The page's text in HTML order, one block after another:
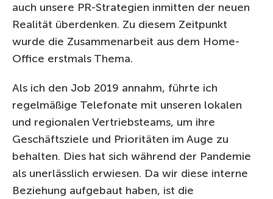
auch unsere PR-Strategien inmitten der neuen
Realität überdenken. Zu diesem Zeitpunkt
wurde die Zusammenarbeit aus dem Home-
Office erstmals Thema.
Als ich den Job 2019 annahm, führte ich
regelmäßige Telefonate mit unseren lokalen
und regionalen Vertriebsteams, um ihre
Geschäftsziele und Prioritäten im Auge zu
behalten. Dies hat sich während der Pandemie
als unerlässlich erwiesen. Da wir diese interne
Beziehung aufgebaut haben, ist die